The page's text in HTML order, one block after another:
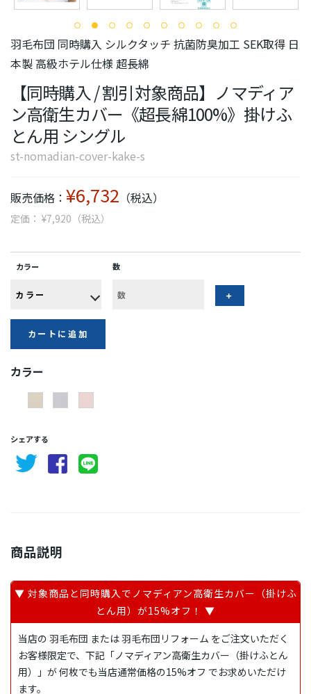
羽毛布団 同時購入 シルクタッチ 抗菌防臭加工 SEK取得 日
本製 高級ホテル仕様 超長綿
【同時購入 / 割引対象商品】ノマディア
ン高衛生カバー《超長綿100%》掛けふ
とん用 シングル
st-nomadian-cover-kake-s
販売価格： ¥6,732 （税込）
定価： ¥7,920（税込）
カラー 数
カートに追加
カラー
シェアする
商品説明
▼ 対象商品と同時購入でノマディアン高衛生カバー（掛けふ
とん用）が15%オフ！ ▼
当店の 羽毛布団 または 羽毛布団リフォーム をご注文いただく
お客様限定で、下記「ノマディアン高衛生カバー（掛けふとん
用）」が 何枚でも当店通常価格の15%オフ でお求めいただけ
ます。